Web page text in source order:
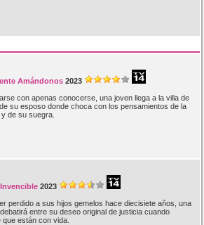
Amándonos 2023
con apenas conocerse, una joven llega a la villa de
su esposo donde choca con los pensamientos de la
de su suegra.
2023
perdido a sus hijos gemelos hace diecisiete años, una
entre su deseo original de justicia cuando
están con vida.